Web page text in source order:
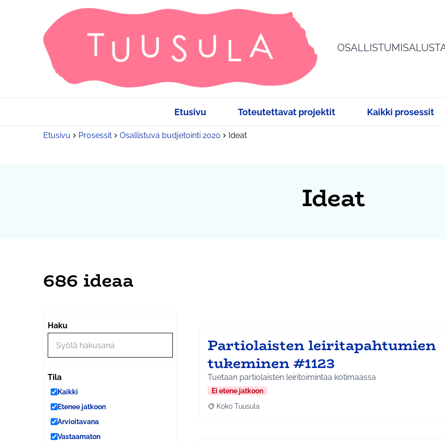
Etusivu Toteutettavat projektit Kaikki prosessit
Etusivu Prosessit Osallistuva budjetointi 2020 Ideat
Ideat
686 ideaa
Haku
Tila
Kaikki
Etenee jatkoon
Arvioitavana
Vastaamaton
−
Partiolaisten leiritapahtumien
tukeminen #1123
Tuetaan partiolaisten leiritoimintaa kotimaassa
Ei etene jatkoon
Rajaa tulokset aihepiirin mukaan: Koko Tuusula
Koko Tuusula